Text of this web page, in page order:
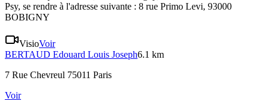
Psy, se rendre à l'adresse suivante : 8 rue Primo Levi, 93000
BOBIGNY
VisioVoir
BERTAUD Edouard Louis Joseph6.1 km
7 Rue Chevreul 75011 Paris
Voir